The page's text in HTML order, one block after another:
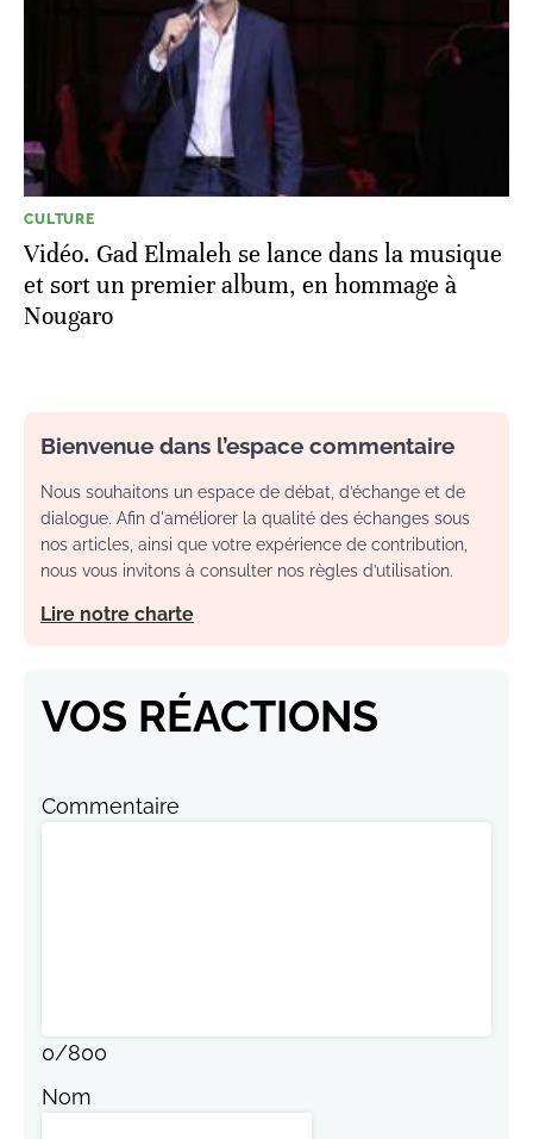
CULTURE
Vidéo. Gad Elmaleh se lance dans la musique
et sort un premier album, en hommage à
Nougaro
Bienvenue dans l’espace commentaire
Nous souhaitons un espace de débat, d’échange et de
dialogue. Afin d'améliorer la qualité des échanges sous
nos articles, ainsi que votre expérience de contribution,
nous vous invitons à consulter nos règles d’utilisation.
Lire notre charte
VOS RÉACTIONS
Commentaire
0/800
Nom